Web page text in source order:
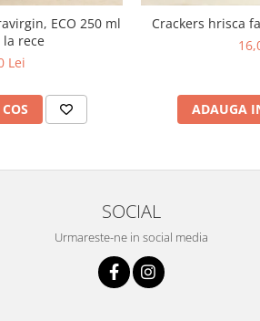
ECO 250 ml
rece
Lei
Crackers hrisca
ADAUGA
SOCIAL
Urmareste-ne in social media